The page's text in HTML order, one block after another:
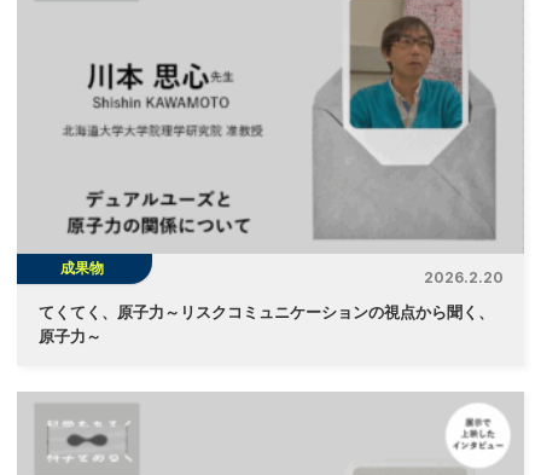
成果物
2026.2.20
てくてく、原子力～リスクコミュニケーションの視点から聞く、
原子力～